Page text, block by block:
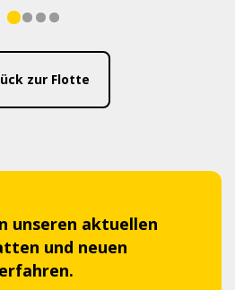
zur Flotte
unseren aktuellen
und neuen